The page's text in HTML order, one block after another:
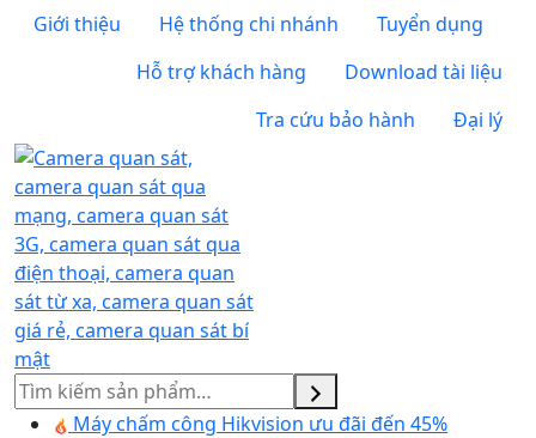
Giới thiệu Hệ thống chi nhánh
Tuyển dụng
Hỗ trợ khách hàng
Download tài liệu
Tra cứu bảo hành
Đại lý
Tìm
kiếm
Máy chấm công Hikvision ưu đãi đến 45%